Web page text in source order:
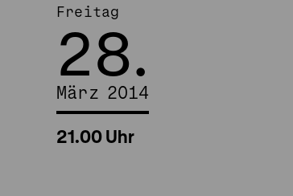
Freitag
28.
März 2014
21.00 Uhr